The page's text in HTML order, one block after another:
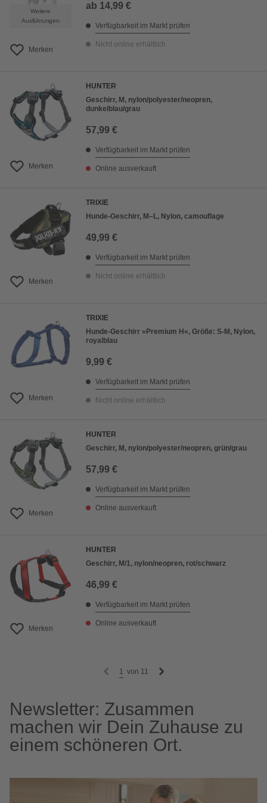
Weitere
Ausführungen
Merken
ab 14,99 €
Verfügbarkeit im Markt prüfen
Nicht online erhältlich
Merken
HUNTER
Geschirr, M, nylon/polyester/neopren,
dunkelblau/grau
57,99 €
Verfügbarkeit im Markt prüfen
Online ausverkauft
Merken
TRIXIE
Hunde-Geschirr, M–L, Nylon, camouflage
49,99 €
Verfügbarkeit im Markt prüfen
Nicht online erhältlich
Merken
TRIXIE
Hunde-Geschirr »Premium H«, Größe: S-M, Nylon,
royalblau
9,99 €
Verfügbarkeit im Markt prüfen
Nicht online erhältlich
Merken
HUNTER
Geschirr, M, nylon/polyester/neopren, grün/grau
57,99 €
Verfügbarkeit im Markt prüfen
Online ausverkauft
Merken
HUNTER
Geschirr, M/1, nylon/neopren, rot/schwarz
46,99 €
Verfügbarkeit im Markt prüfen
Online ausverkauft
1 von 11
Newsletter: Zusammen
machen wir Dein Zuhause zu
einem schöneren Ort.